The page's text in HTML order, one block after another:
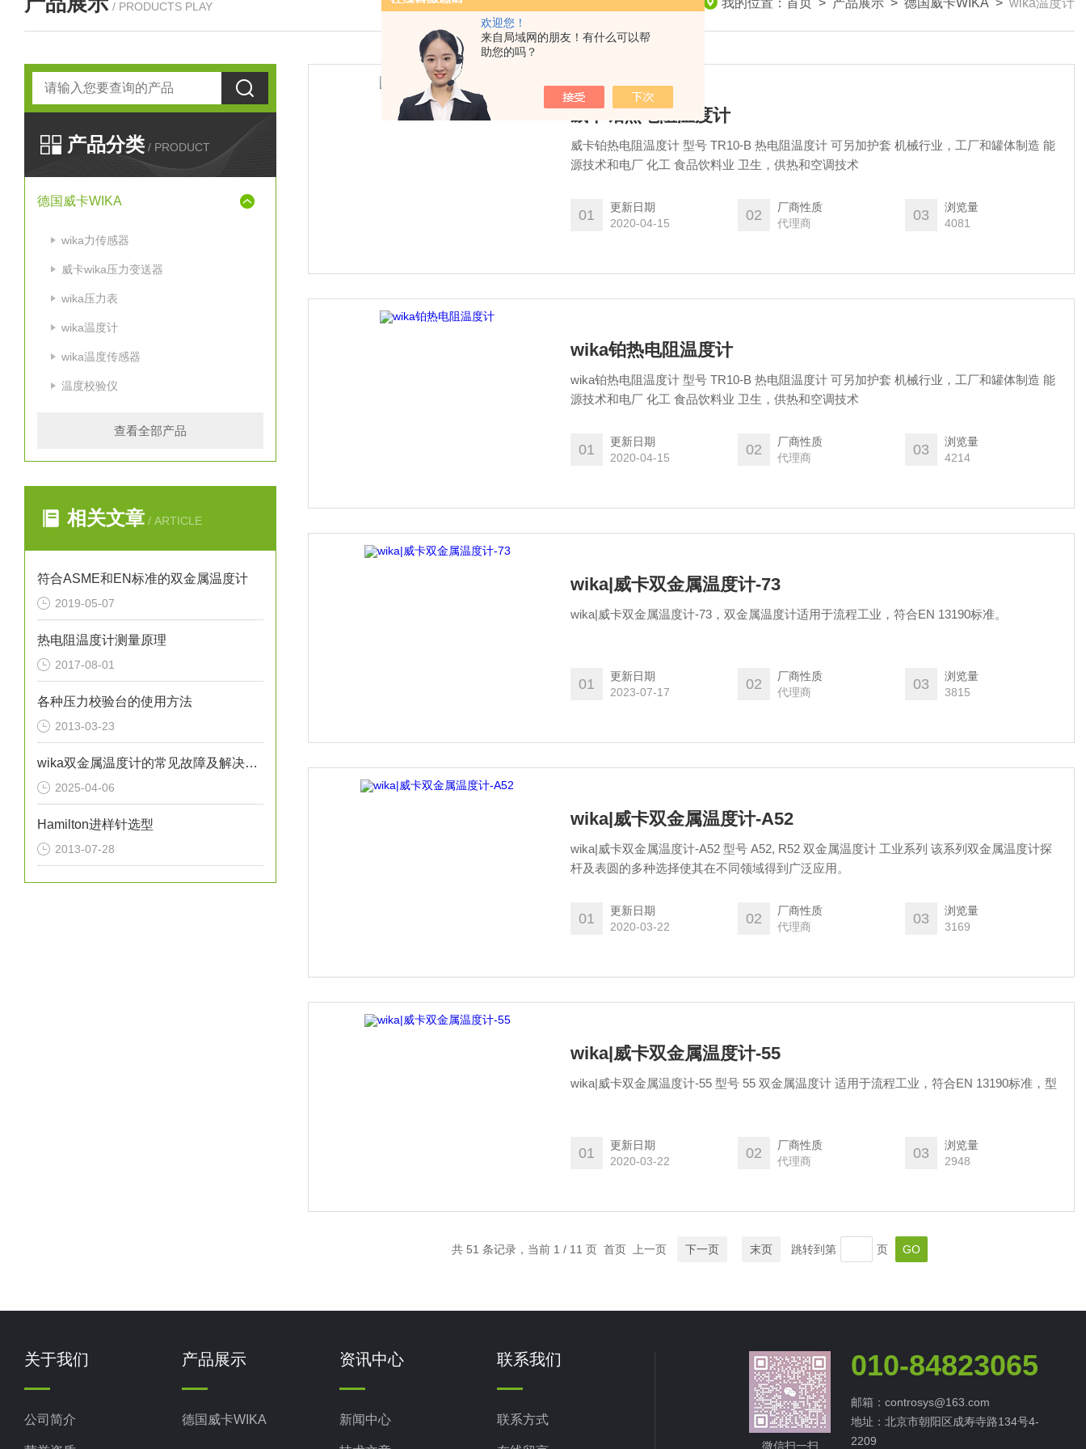
欢迎您！
来自局域网的朋友！有什么可以帮
助您的吗？
/ PRODUCTS PLAY 我的位置： 首页 > 产品展示 > 德国威卡WIKA > wika温度计
产品分类 / PRODUCT
德国威卡WIKA
wika力传感器
威卡wika压力变送器
wika压力表
wika温度计
wika温度传感器
温度校验仪
查看全部产品
相关文章 / ARTICLE
符合ASME和EN标准的双金属温度计
2019-05-07
热电阻温度计测量原理
2017-08-01
各种压力校验台的使用方法
2013-03-23
wika双金属温度计的常见故障及解决方法
2025-04-06
Hamilton进样针选型
2013-07-28
威卡铂热电阻温度计
威卡铂热电阻温度计 型号 TR10-B 热电阻温度计 可另加护套 机械行业，工厂和罐体制造 能
源技术和电厂 化工 食品饮料业 卫生，供热和空调技术
01
更新日期
2020-04-15
02
厂商性质
代理商
03
浏览量
4081
wika铂热电阻温度计
wika铂热电阻温度计 型号 TR10-B 热电阻温度计 可另加护套 机械行业，工厂和罐体制造 能
源技术和电厂 化工 食品饮料业 卫生，供热和空调技术
01
更新日期
2020-04-15
02
厂商性质
代理商
03
浏览量
4214
wika|威卡双金属温度计-73
wika|威卡双金属温度计-73，双金属温度计适用于流程工业，符合EN 13190标准。
01
更新日期
2023-07-17
02
厂商性质
代理商
03
浏览量
3815
wika|威卡双金属温度计-A52
wika|威卡双金属温度计-A52 型号 A52, R52 双金属温度计 工业系列 该系列双金属温度计探
杆及表圆的多种选择使其在不同领域得到广泛应用。
01
更新日期
2020-03-22
02
厂商性质
代理商
03
浏览量
3169
wika|威卡双金属温度计-55
wika|威卡双金属温度计-55 型号 55 双金属温度计 适用于流程工业，符合EN 13190标准，型
01
更新日期
2020-03-22
02
厂商性质
代理商
03
浏览量
2948
共 51 条记录，当前 1 / 11 页 首页 上一页 下一页 末页 跳转到第 页
关于我们
公司简介
产品展示
德国威卡WIKA
资讯中心
新闻中心
联系我们
联系方式
微信扫一扫
010-84823065
邮箱：controsys@163.com
地址：北京市朝阳区成寿寺路134号4-
2209